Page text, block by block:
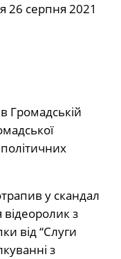
26 серпня 2021
Громадській
політичних
у скандал
відеоролик з
від “Слуги
з